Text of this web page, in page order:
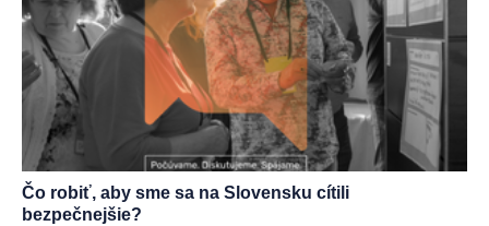
Čo robiť, aby sme sa na Slovensku cítili
bezpečnejšie?